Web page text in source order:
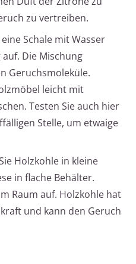
zu vertreiben.
eine Schale mit Wasser
auf. Die Mischung
Geruchsmoleküle.
leicht mit
Testen Sie auch hier
Stelle, um etwaige
Holzkohle in kleine
in flache Behälter.
Raum auf. Holzkohle hat
und kann den Geruch